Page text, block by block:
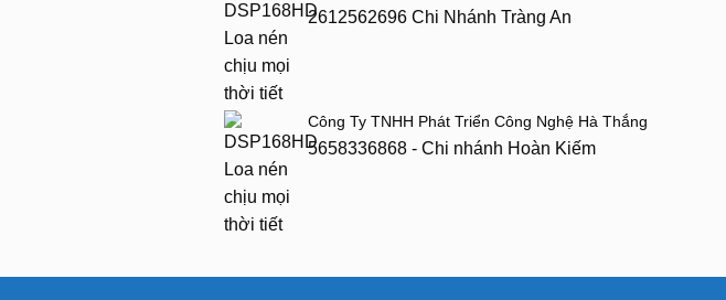
2612562696 Chi Nhánh Tràng An
Công Ty TNHH Phát Triển Công Nghệ Hà Thắng
5658336868 - Chi nhánh Hoàn Kiếm